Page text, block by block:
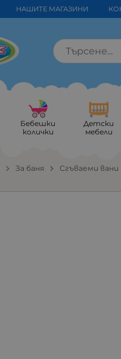
НАШИТЕ МАГАЗИНИ
Бебешки
колички
Детски
мебели
За баня Сгъваеми вани